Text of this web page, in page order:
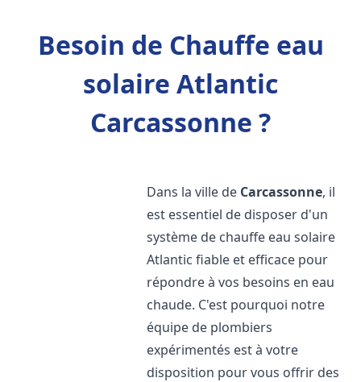
Besoin de Chauffe eau
solaire Atlantic
Carcassonne ?
Dans la ville de Carcassonne, il
est essentiel de disposer d'un
système de chauffe eau solaire
Atlantic fiable et efficace pour
répondre à vos besoins en eau
chaude. C'est pourquoi notre
équipe de plombiers
expérimentés est à votre
disposition pour vous offrir des